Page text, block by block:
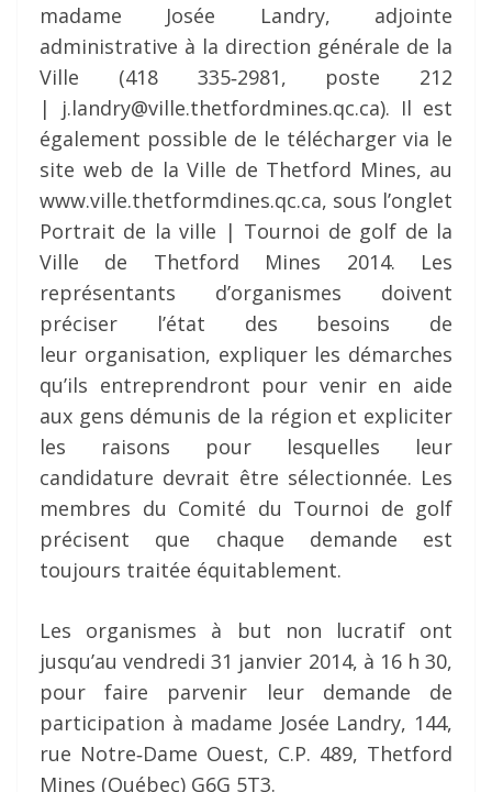
madame Josée Landry, adjointe
administrative à la direction générale de la
Ville (418 335‐2981, poste 212
| j.landry@ville.thetfordmines.qc.ca). Il est
également possible de le télécharger via le
site web de la Ville de Thetford Mines, au
www.ville.thetformdines.qc.ca, sous l’onglet
Portrait de la ville | Tournoi de golf de la
Ville de Thetford Mines 2014. Les
représentants d’organismes doivent
préciser l’état des besoins de
leur organisation, expliquer les démarches
qu’ils entreprendront pour venir en aide
aux gens démunis de la région et expliciter
les raisons pour lesquelles leur
candidature devrait être sélectionnée. Les
membres du Comité du Tournoi de golf
précisent que chaque demande est
toujours traitée équitablement.
Les organismes à but non lucratif ont
jusqu’au vendredi 31 janvier 2014, à 16 h 30,
pour faire parvenir leur demande de
participation à madame Josée Landry, 144,
rue Notre‐Dame Ouest, C.P. 489, Thetford
Mines (Québec) G6G 5T3.